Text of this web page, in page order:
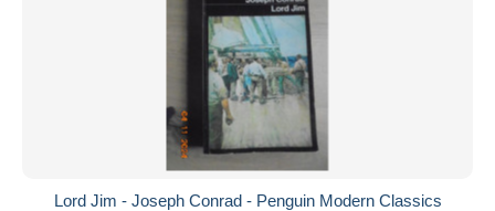
Lord Jim - Joseph Conrad - Penguin Modern Classics